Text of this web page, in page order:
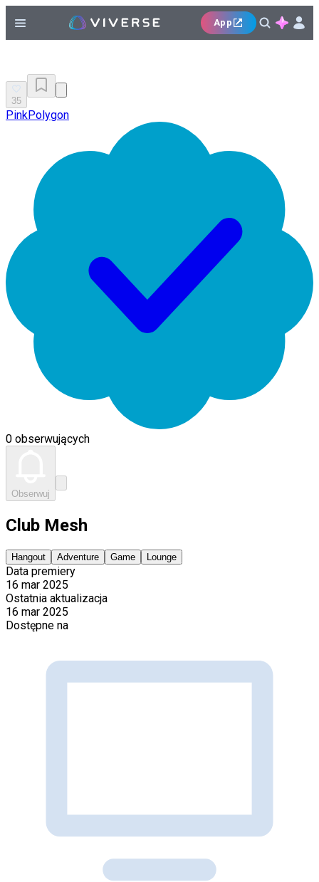
App
35
PinkPolygon
0 obserwujących
Obserwuj
Club Mesh
Hangout Adventure Game Lounge
Data premiery
16 mar 2025
Ostatnia aktualizacja
16 mar 2025
Dostępne na